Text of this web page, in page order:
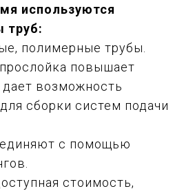
используются
труб:
полимерные трубы.
повышает
дает возможность
сборки систем подачи
с помощью
стоимость,